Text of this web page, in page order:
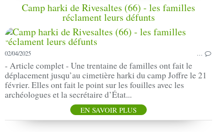
Camp harki de Rivesaltes (66) - les familles
réclament leurs défunts
02/04/2025 …
- Article complet - Une trentaine de familles ont fait le
déplacement jusqu’au cimetière harki du camp Joffre le 21
février. Elles ont fait le point sur les fouilles avec les
archéologues et la secrétaire d’État...
EN SAVOIR PLUS